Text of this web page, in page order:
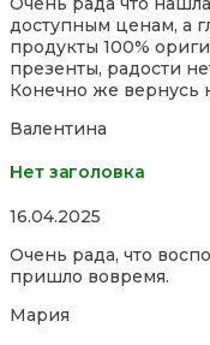
out
of
5
доступным ценам, а
продукты 100%
презенты, радости
Конечно же вернусь
Валентина
Нет заголовка
Rated
out
of
16.04.2025
Очень рада, что
пришло вовремя.
Мария